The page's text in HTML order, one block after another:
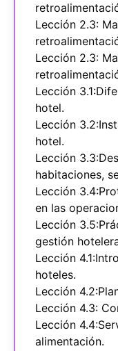
Lección 2.3:
Lección 2.3:
Lección
hotel.
Lección
hotel.
Lección
habitaciones,
Lección
en las
Lección
gestión
Lección
hoteles.
Lección
Lección 4.3:
Lección
alimentación.